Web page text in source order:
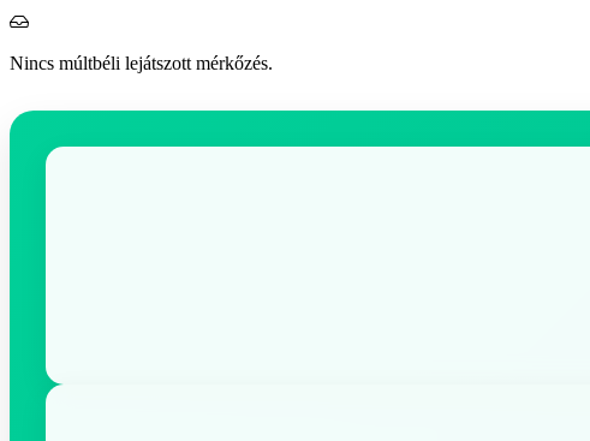
Nincs múltbéli lejátszott mérkőzés.